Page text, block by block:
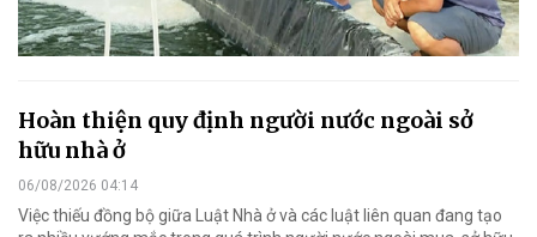
Hoàn thiện quy định người nước ngoài sở
hữu nhà ở
06/08/2026 04:14
Việc thiếu đồng bộ giữa Luật Nhà ở và các luật liên quan đang tạo